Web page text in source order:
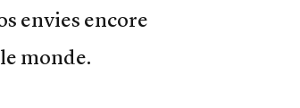
envies encore
monde.